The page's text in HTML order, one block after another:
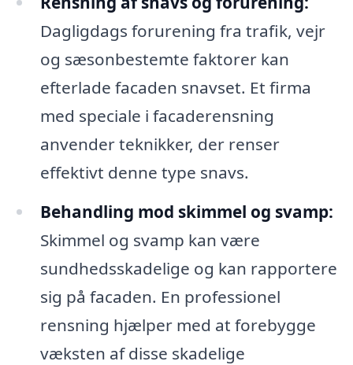
Dagligdags forurening fra trafik, vejr
og sæsonbestemte faktorer kan
efterlade facaden snavset. Et firma
med speciale i facaderensning
anvender teknikker, der renser
effektivt denne type snavs.
Behandling mod skimmel og svamp:
Skimmel og svamp kan være
sundhedsskadelige og kan rapportere
sig på facaden. En professionel
rensning hjælper med at forebygge
væksten af disse skadelige